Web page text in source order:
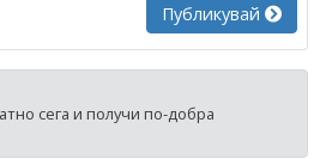
Публикувай
сега и получи по-добра